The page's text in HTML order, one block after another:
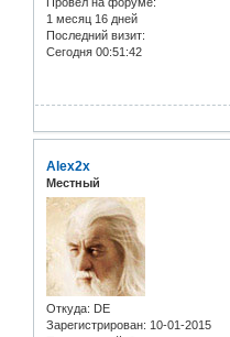
1 месяц 16 дней
Последний визит:
Сегодня 00:51:42
Alex2x
Местный
Откуда: DE
Зарегистрирован: 10-01-2015